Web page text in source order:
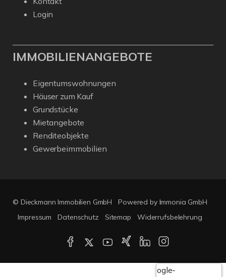
Login
IMMOBILIENANGEBOTE
Eigentumswohnungen
Häuser zum Kauf
Grundstücke
Mietangebote
Renditeobjekte
Gewerbeimmobilien
© Dieckmann Immobilien GmbH
Powered by Immonia GmbH
Impressum
Datenschutz Sitemap Widerrufsbelehrung
Google-